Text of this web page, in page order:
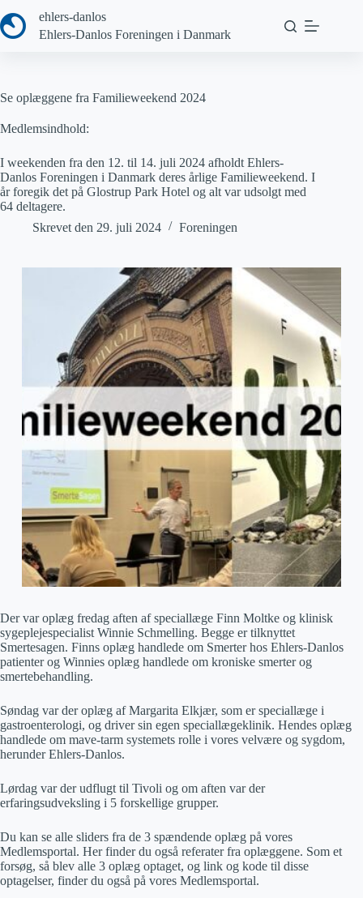
til
indhold
ehlers-danlos
Ehlers-Danlos Foreningen i Danmark
Se oplæggene fra Familieweekend 2024
Medlemsindhold:
I weekenden fra den 12. til 14. juli 2024 afholdt Ehlers-
Danlos Foreningen i Danmark deres årlige Familieweekend. I
år foregik det på Glostrup Park Hotel og alt var udsolgt med
64 deltagere.
Skrevet den 29. juli 2024 Foreningen
Der var oplæg fredag aften af speciallæge Finn Moltke og klinisk
sygeplejespecialist Winnie Schmelling. Begge er tilknyttet
Smertesagen. Finns oplæg handlede om Smerter hos Ehlers-Danlos
patienter og Winnies oplæg handlede om kroniske smerter og
smertebehandling.
Søndag var der oplæg af Margarita Elkjær, som er speciallæge i
gastroenterologi, og driver sin egen speciallægeklinik. Hendes oplæg
handlede om mave-tarm systemets rolle i vores velvære og sygdom,
herunder Ehlers-Danlos.
Lørdag var der udflugt til Tivoli og om aften var der
erfaringsudveksling i 5 forskellige grupper.
Du kan se alle sliders fra de 3 spændende oplæg på vores
Medlemsportal. Her finder du også referater fra oplæggene. Som et
forsøg, så blev alle 3 oplæg optaget, og link og kode til disse
optagelser, finder du også på vores Medlemsportal.